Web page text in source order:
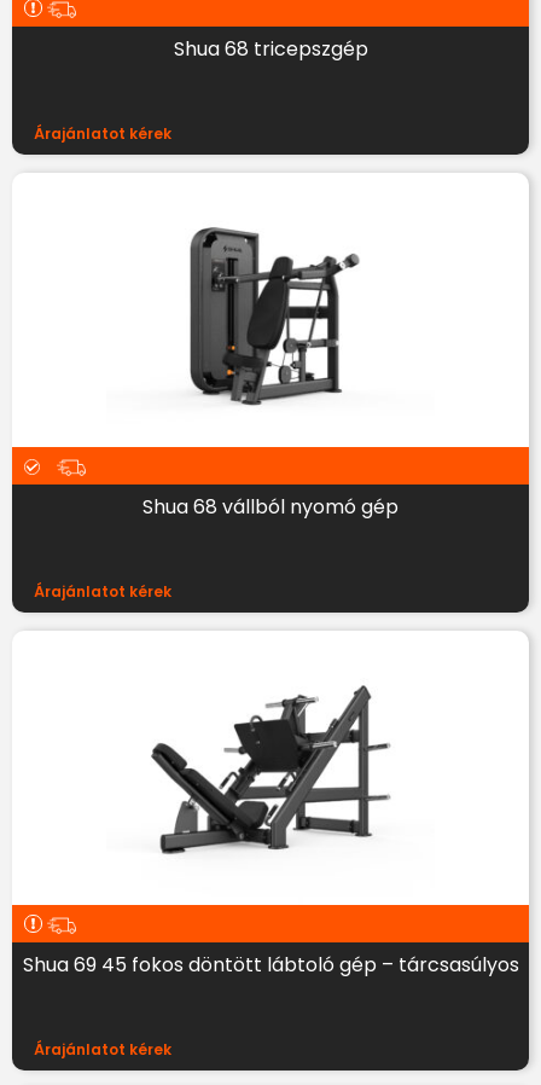
Shua 68 tricepszgép
Árajánlatot kérek
Shua 68 vállból nyomó gép
Árajánlatot kérek
Shua 69 45 fokos döntött lábtoló gép – tárcsasúlyos
Árajánlatot kérek